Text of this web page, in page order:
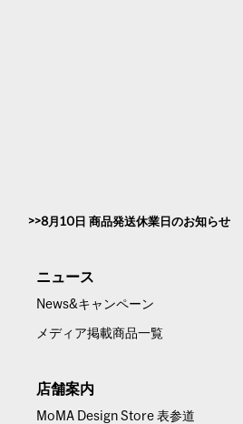
8月10日 商品発送休業日のお知らせ
ニュース
News&キャンペーン
メディア掲載商品一覧
店舗案内
MoMA Design Store 表参道